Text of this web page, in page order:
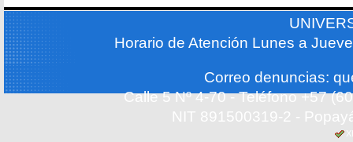
Horario de Atención Lunes a
Correo denuncias:
Calle 5 Nº 4-70 - Teléfono +57
NIT 891500319-2 -